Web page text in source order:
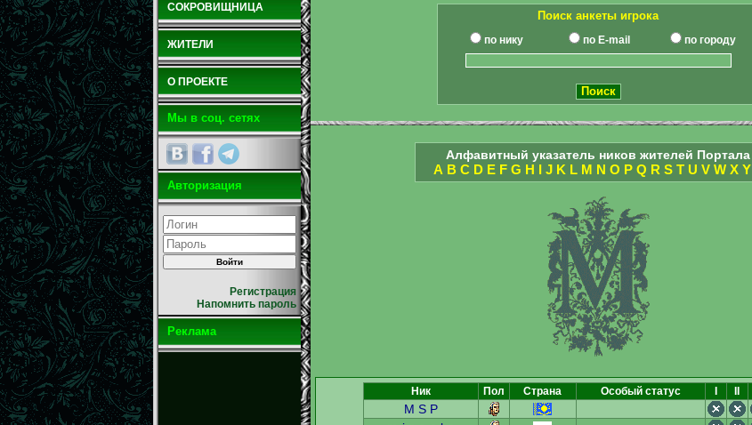
СОКРОВИЩНИЦА
ЖИТЕЛИ
О ПРОЕКТЕ
Мы в соц. сетях
Авторизация
Регистрация
Напомнить пароль
Реклама
Поиск анкеты игрока
по нику по E-mail по городу
Алфавитный указатель ников жителей Портала
A B C D E F G H I J K L M N O P Q R S T U V W X Y
Ник Пол Страна Особый статус I II
M S P